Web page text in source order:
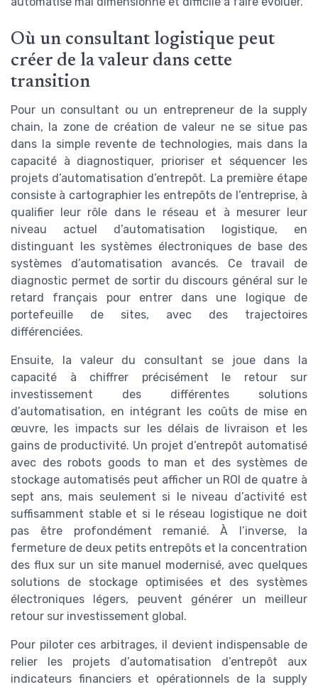
Où un consultant logistique peut
créer de la valeur dans cette
transition
Pour un consultant ou un entrepreneur de la supply
chain, la zone de création de valeur ne se situe pas
dans la simple revente de technologies, mais dans la
capacité à diagnostiquer, prioriser et séquencer les
projets d’automatisation d’entrepôt. La première étape
consiste à cartographier les entrepôts de l’entreprise, à
qualifier leur rôle dans le réseau et à mesurer leur
niveau actuel d’automatisation logistique, en
distinguant les systèmes électroniques de base des
systèmes d’automatisation avancés. Ce travail de
diagnostic permet de sortir du discours général sur le
retard français pour entrer dans une logique de
portefeuille de sites, avec des trajectoires
différenciées.
Ensuite, la valeur du consultant se joue dans la
capacité à chiffrer précisément le retour sur
investissement des différentes solutions
d’automatisation, en intégrant les coûts de mise en
œuvre, les impacts sur les délais de livraison et les
gains de productivité. Un projet d’entrepôt automatisé
avec des robots goods to man et des systèmes de
stockage automatisés peut afficher un ROI de quatre à
sept ans, mais seulement si le niveau d’activité est
suffisamment stable et si le réseau logistique ne doit
pas être profondément remanié. À l’inverse, la
fermeture de deux petits entrepôts et la concentration
des flux sur un site manuel modernisé, avec quelques
solutions de stockage optimisées et des systèmes
électroniques légers, peuvent générer un meilleur
retour sur investissement global.
Pour piloter ces arbitrages, il devient indispensable de
relier les projets d’automatisation d’entrepôt aux
indicateurs financiers et opérationnels de la supply